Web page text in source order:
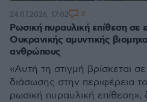
Ρωσική πυραυλική επίθεση σε
Ουκρανικής αμυντικής
ανθρώπους
«Αυτή τη στιγμή βρίσκεται
διάσωσης στην περιφέρεια
ρωσική πυραυλική
24.07.2026, 17:02 3